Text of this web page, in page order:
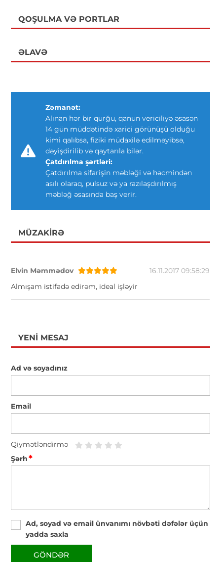
QOŞULMA VƏ PORTLAR
ƏLAVƏ
Zəmanət:
Alınan hər bir qurğu, qanun vericiliyə əsasən
14 gün müddətində xarici görünüşü olduğu
kimi qalıbsa, fiziki müdaxilə edilməyibsə,
dəyişdirilib və qaytarıla bilər.
Çatdırılma şərtləri:
Çatdırılma sifarişin məbləği və həcmindən
asılı olaraq, pulsuz və ya razılaşdırılmış
məbləğ əsasında baş verir.
MÜZAKIRƏ
Elvin Məmmədov
16.11.2017 09:58:29
Almışam istifadə edirəm, ideal işləyir
YENI MESAJ
Ad və soyadınız
Email
Qiymətləndirmə
Şərh*
Ad, soyad və email ünvanımı növbəti dəfələr üçün
yadda saxla
GÖNDƏR